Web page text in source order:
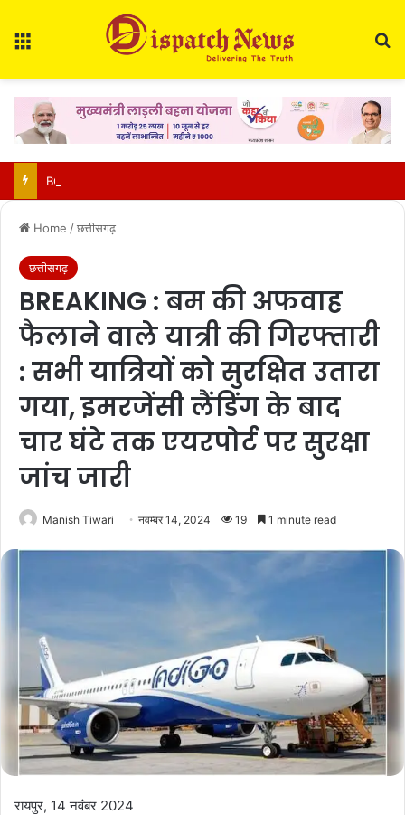
Home /छत्तीसगढ़
छत्तीसगढ़
BREAKING : बम की अफवाह
फैलाने वाले यात्री की गिरफ्तारी
: सभी यात्रियों को सुरक्षित उतारा
गया, इमरजेंसी लैंडिंग के बाद
चार घंटे तक एयरपोर्ट पर सुरक्षा
जांच जारी
Manish Tiwari नवम्बर 14, 2024 19 1 minute read
रायपुर, 14 नवंबर 2024